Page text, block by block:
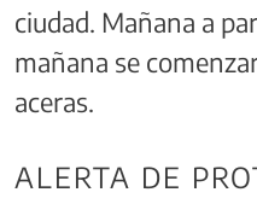
ciudad. Mañana a
mañana se
aceras.
ALERTA DE